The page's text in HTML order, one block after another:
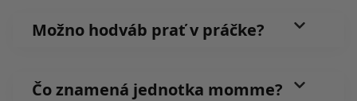
Možno hodváb prať v práčke?
Čo znamená jednotka momme?